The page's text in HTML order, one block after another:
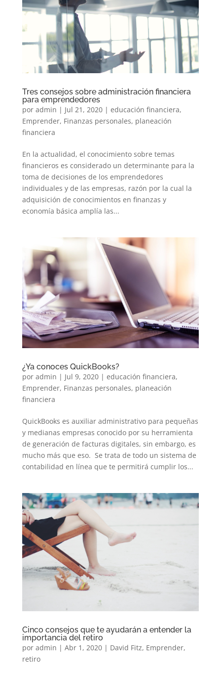
Tres consejos sobre administración financiera
para emprendedores
por admin | Jul 21, 2020| educación financiera,
Emprender, Finanzas personales, planeación
financiera
En la actualidad, el conocimiento sobre temas
financieros es considerado un determinante para la
toma de decisiones de los emprendedores
individuales y de las empresas, razón por la cual la
adquisición de conocimientos en finanzas y
economía básica amplía las...
¿Ya conoces QuickBooks?
por admin | Jul 9, 2020| educación financiera,
Emprender, Finanzas personales, planeación
financiera
QuickBooks es auxiliar administrativo para pequeñas
y medianas empresas conocido por su herramienta
de generación de facturas digitales, sin embargo, es
mucho más que eso. Se trata de todo un sistema de
contabilidad en línea que te permitirá cumplir los...
Cinco consejos que te ayudarán a entender la
importancia del retiro
por admin | Abr 1, 2020| David Fitz, Emprender,
retiro